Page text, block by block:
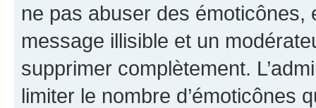
ne pas abuser des
message illisible et un
supprimer complètement.
limiter le nombre d’émoticônes